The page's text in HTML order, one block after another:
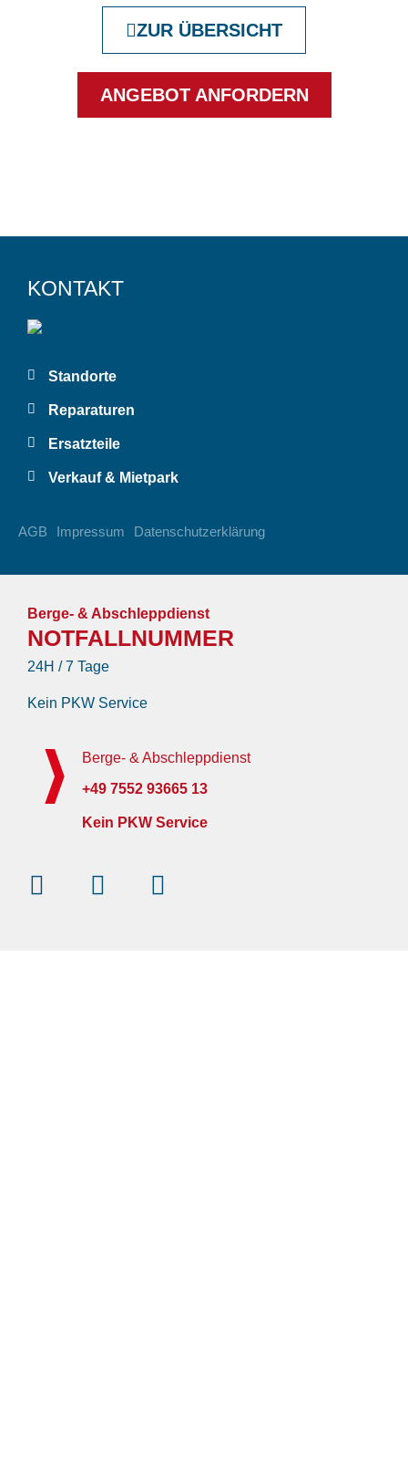
ZUR ÜBERSICHT
ANGEBOT ANFORDERN
KONTAKT
Standorte
Reparaturen
Ersatzteile
Verkauf & Mietpark
AGB Impressum Datenschutzerklärung
Berge- & Abschleppdienst
NOTFALLNUMMER
24H / 7 Tage
Kein PKW Service
Berge- & Abschleppdienst
+49 7552 93665 13
Kein PKW Service
InstagramFacebook-
f
Youtube